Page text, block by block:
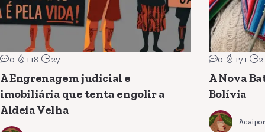
0 118 27
A Engrenagem judicial e
imobiliária que tenta engolir a
Aldeia Velha
0 171
A Nova
Bolívia